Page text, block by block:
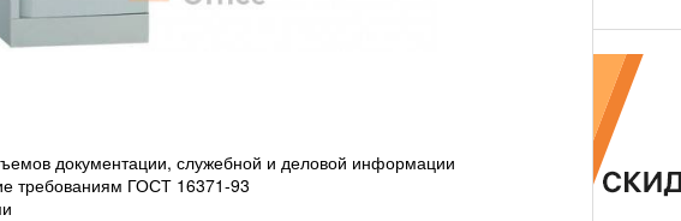
документации, служебной и деловой информации
требованиям ГОСТ 16371-93